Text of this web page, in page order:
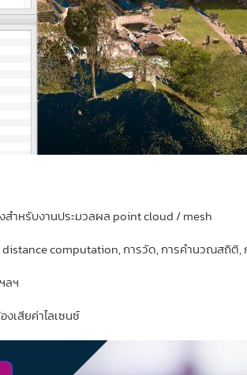
ำหรับงานประมวลผล point cloud / mesh
computation, การวัด, การคำนวณสถิติ,
ลฯ
เสียค่าไลเซนซ์